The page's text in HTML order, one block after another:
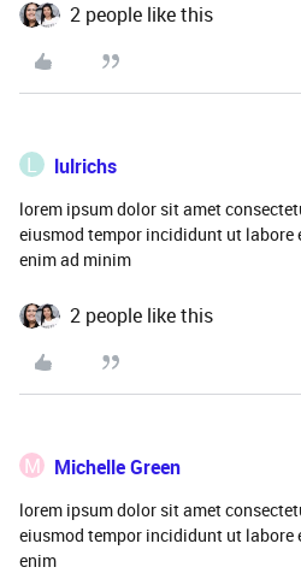
2 people like this
L lulrichs
lorem ipsum dolor sit amet
eiusmod tempor incididunt ut labore
enim ad minim
2 people like this
M Michelle Green
lorem ipsum dolor sit amet
eiusmod tempor incididunt ut labore
enim